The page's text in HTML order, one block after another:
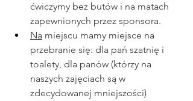
ćwiczymy bez butów i na matach
zapewnionych przez sponsora.
Na miejscu mamy miejsce na
przebranie się: dla pań szatnię i
toalety, dla panów (którzy na
naszych zajęciach są w
zdecydowanej mniejszości)